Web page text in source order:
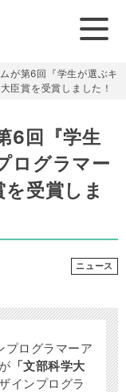
が第6回『学生が選ぶキ
臣賞を受賞しました！
6回『学生
ログラマー
受賞しま
ニュース
プログラマーア
「文部科学大
インプログラ